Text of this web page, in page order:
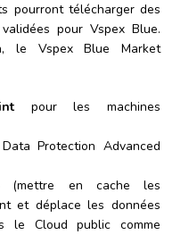
pourront télécharger des
pour Vspex Blue.
le Vspex Blue Market
pour les machines
Protection Advanced
(mettre en cache les
et déplace les données
le Cloud public comme